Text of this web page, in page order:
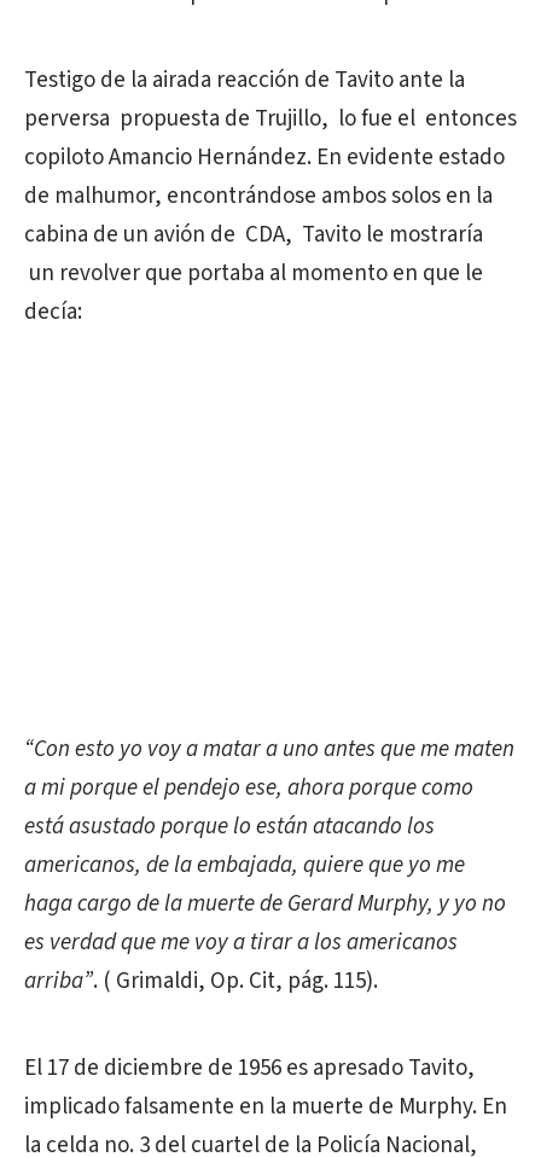
Testigo de la airada reacción de Tavito ante la
perversa propuesta de Trujillo, lo fue el entonces
copiloto Amancio Hernández. En evidente estado
de malhumor, encontrándose ambos solos en la
cabina de un avión de CDA, Tavito le mostraría
un revolver que portaba al momento en que le
decía:
“Con esto yo voy a matar a uno antes que me maten
a mi porque el pendejo ese, ahora porque como
está asustado porque lo están atacando los
americanos, de la embajada, quiere que yo me
haga cargo de la muerte de Gerard Murphy, y yo no
es verdad que me voy a tirar a los americanos
arriba”. ( Grimaldi, Op. Cit, pág. 115).
El 17 de diciembre de 1956 es apresado Tavito,
implicado falsamente en la muerte de Murphy. En
la celda no. 3 del cuartel de la Policía Nacional,